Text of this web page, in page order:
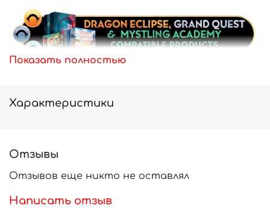
Показать полностью
Характеристики
Отзывы
Отзывов еще никто не оставлял
Написать отзыв